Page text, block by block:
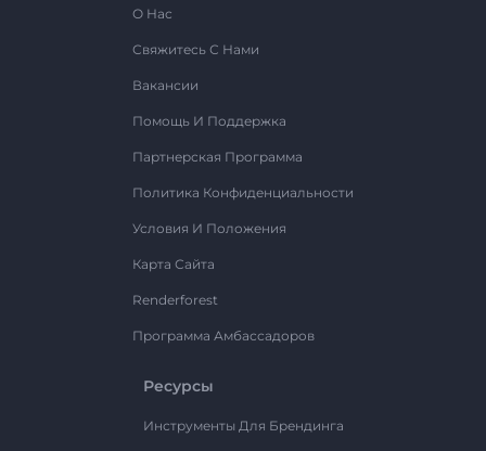
О Нас
Свяжитесь С Нами
Вакансии
Помощь И Поддержка
Партнерская Программа
Политика Конфиденциальности
Условия И Положения
Карта Сайта
Renderforest
Программа Амбассадоров
Ресурсы
Инструменты Для Брендинга